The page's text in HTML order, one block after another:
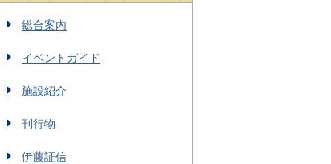
総合案内
イベントガイド
施設紹介
刊行物
伊藤証信